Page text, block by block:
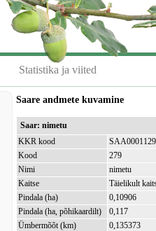
Statistika ja viited
Saare andmete kuvamine
Saar: nimetu
KKR kood
SAA0001129
Kood
279
Nimi
nimetu
Kaitse
Täielikult
Pindala (ha)
0,10906
Pindala (ha, põhikaardilt)
0,117
Ümbermõõt (km)
0,135373